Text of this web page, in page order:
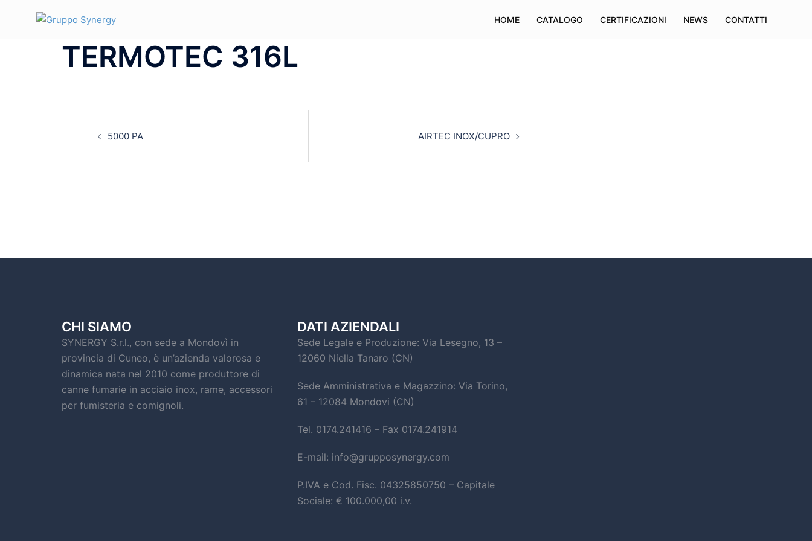
HOME CATALOGO CERTIFICAZIONI NEWS CONTATTI
TERMOTEC 316L
articolo5000 PA AIRTEC INOX/CUPRO
CHI SIAMO
SYNERGY S.r.l., con sede a Mondovì in
provincia di Cuneo, è un’azienda valorosa e
dinamica nata nel 2010 come produttore di
canne fumarie in acciaio inox, rame, accessori
per fumisteria e comignoli.
DATI AZIENDALI
Sede Legale e Produzione: Via Lesegno, 13 –
12060 Niella Tanaro (CN)
Sede Amministrativa e Magazzino: Via Torino,
61 – 12084 Mondovi (CN)
Tel. 0174.241416 – Fax 0174.241914
E-mail: info@grupposynergy.com
P.IVA e Cod. Fisc. 04325850750 – Capitale
Sociale: € 100.000,00 i.v.